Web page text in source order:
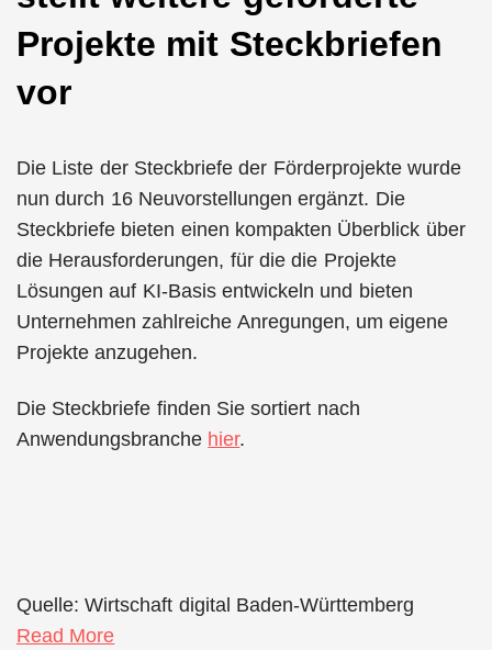
Projekte mit Steckbriefen
vor
Die Liste der Steckbriefe der Förderprojekte wurde
nun durch 16 Neuvorstellungen ergänzt. Die
Steckbriefe bieten einen kompakten Überblick über
die Herausforderungen, für die die Projekte
Lösungen auf KI-Basis entwickeln und bieten
Unternehmen zahlreiche Anregungen, um eigene
Projekte anzugehen.
Die Steckbriefe finden Sie sortiert nach
Anwendungsbranche hier.
Quelle: Wirtschaft digital Baden-Württemberg
Read More